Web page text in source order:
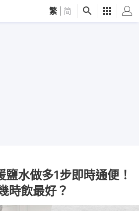
繁 简
水做多1步即時通便！
時飲最好？